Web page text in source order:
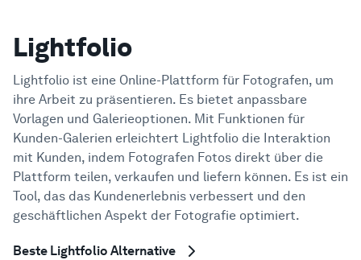
Lernen
Hilfe-Center
Lightfolio
Lightfolio ist eine Online-Plattform für Fotografen, um
ihre Arbeit zu präsentieren. Es bietet anpassbare
Vorlagen und Galerieoptionen. Mit Funktionen für
Kunden-Galerien erleichtert Lightfolio die Interaktion
mit Kunden, indem Fotografen Fotos direkt über die
Plattform teilen, verkaufen und liefern können. Es ist ein
Tool, das das Kundenerlebnis verbessert und den
geschäftlichen Aspekt der Fotografie optimiert.
Beste Lightfolio Alternative